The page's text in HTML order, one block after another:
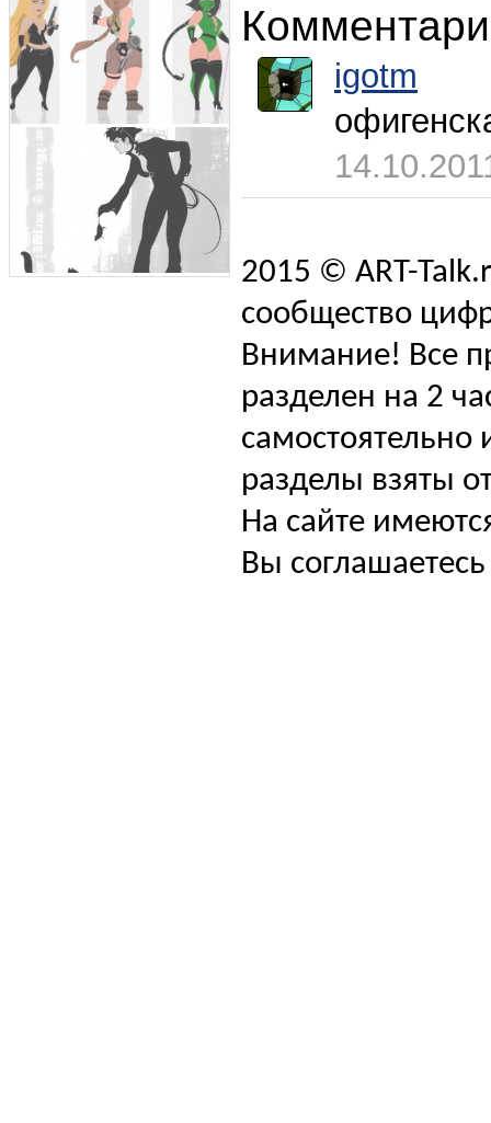
igotm
2015 © ART-
сообщество
Внимание! Все
разделен на 2
самостоятельно
разделы взяты
На сайте
Вы